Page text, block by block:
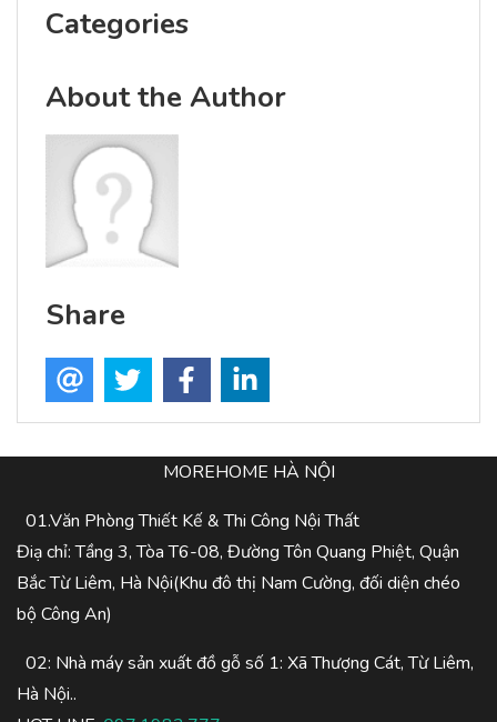
Categories
About the Author
Share
MOREHOME HÀ NỘI
01.Văn Phòng Thiết Kế & Thi Công Nội Thất
Điạ chỉ: Tầng 3, Tòa T6-08, Đường Tôn Quang Phiệt, Quận
Bắc Từ Liêm, Hà Nội(Khu đô thị Nam Cường, đối diện chéo
bộ Công An)
02: Nhà máy sản xuất đồ gỗ số 1: Xã Thượng Cát, Từ Liêm,
Hà Nội..